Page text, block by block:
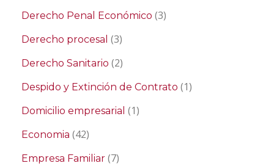
Derecho Penal Económico (3)
Derecho procesal (3)
Derecho Sanitario (2)
Despido y Extinción de Contrato (1)
Domicilio empresarial (1)
Economia (42)
Empresa Familiar (7)